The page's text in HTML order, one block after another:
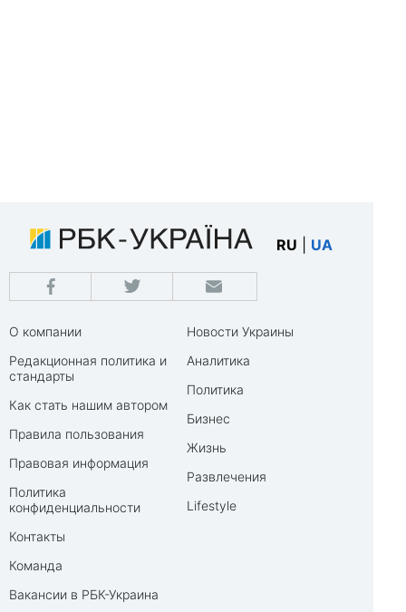
RU UA
О компании
Редакционная политика и
стандарты
Как стать нашим автором
Правила пользования
Правовая информация
Политика
конфиденциальности
Контакты
Команда
Вакансии в РБК-Украина
Новости Украины
Аналитика
Политика
Бизнес
Жизнь
Развлечения
Lifestyle